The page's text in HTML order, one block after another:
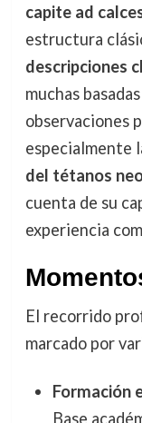
capite ad
estructura
descripciones
muchas
observaciones
especialmente
del tétanos
cuenta de su
experiencia
El recorrido
marcado por
Formación
Base